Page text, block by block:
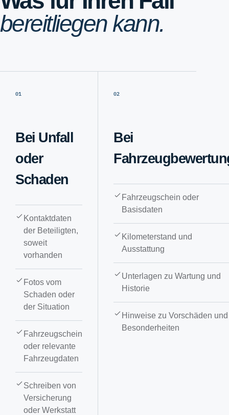
bereitliegen kann.
01
Bei Unfall
oder
Schaden
Kontaktdaten
der Beteiligten,
soweit
vorhanden
Fotos vom
Schaden oder
der Situation
Fahrzeugschein
oder relevante
Fahrzeugdaten
Schreiben von
Versicherung
oder Werkstatt
02
Bei
Fahrzeugschein oder
Basisdaten
Kilometerstand und
Ausstattung
Unterlagen zu Wartung und
Historie
Hinweise zu Vorschäden und
Besonderheiten